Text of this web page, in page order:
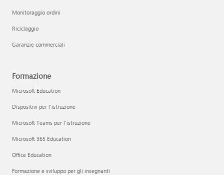
Monitoraggio ordini
Riciclaggio
Garanzie commerciali
Formazione
Microsoft Education
Dispositivi per l'istruzione
Microsoft Teams per l'istruzione
Microsoft 365 Education
Office Education
Formazione e sviluppo per gli insegnanti